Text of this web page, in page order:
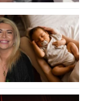
jedina
boju,
by Aklamator